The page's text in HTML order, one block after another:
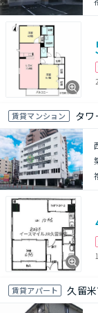
賃貸マンション タ
賃貸アパート 久留